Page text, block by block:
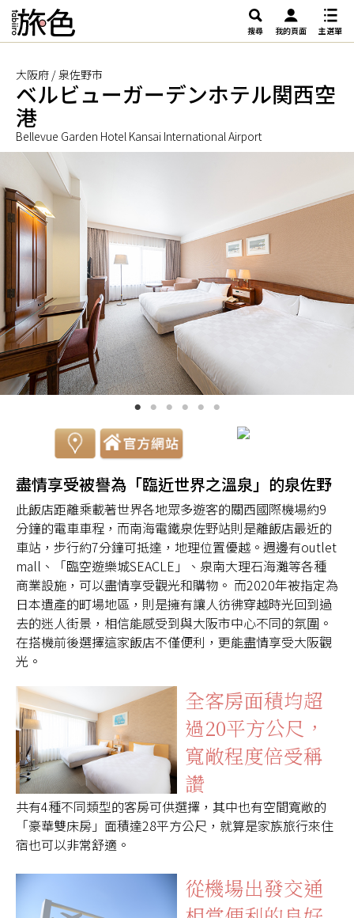
搜尋 我的頁面 主選單
大阪府 / 泉佐野市
ベルビューガーデンホテル関西空
港
Bellevue Garden Hotel Kansai International Airport
盡情享受被譽為「臨近世界之溫泉」的泉佐野
此飯店距離乘載著世界各地眾多遊客的關西國際機場約9
分鐘的電車車程，而南海電鐵泉佐野站則是離飯店最近的
車站，步行約7分鐘可抵達，地理位置優越。週邊有outlet
mall、「臨空遊樂城SEACLE」、泉南大理石海灘等各種
商業設施，可以盡情享受觀光和購物。 而2020年被指定為
日本遺產的町場地區，則是擁有讓人彷彿穿越時光回到過
去的迷人街景，相信能感受到與大阪市中心不同的氛圍。
在搭機前後選擇這家飯店不僅便利，更能盡情享受大阪觀
光。
全客房面積均超
過20平方公尺，
寬敞程度倍受稱
讚
共有4種不同類型的客房可供選擇，其中也有空間寬敞的
「豪華雙床房」面積達28平方公尺，就算是家族旅行來住
宿也可以非常舒適。
從機場出發交通